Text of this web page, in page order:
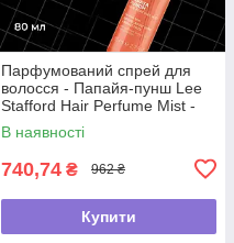
Парфумований спрей для
волосся - Папайя-пунш Lee
Stafford Hair Perfume Mist -
Papaya Punch, 80 мл
В наявності
740,74 ₴ 962 ₴
Купити